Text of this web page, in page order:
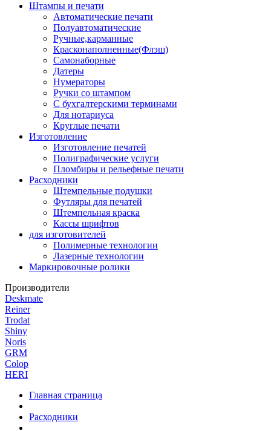
Штампы и печати
Автоматические печати
Полуавтоматические
Ручные,карманные
Красконаполненные(Флэш)
Самонаборные
Датеры
Нумераторы
Ручки со штампом
С бухгалтерскими терминами
Для нотариуса
Круглые печати
Изготовление
Изготовление печатей
Полиграфические услуги
Пломбиры и рельефные печати
Расходники
Штемпельные подушки
Футляры для печатей
Штемпельная краска
Кассы шрифтов
для изготовителей
Полимерные технологии
Лазерные технологии
Маркировочные ролики
Производители
Deskmate
Reiner
Trodat
Shiny
Noris
GRM
Colop
HERI
Главная страница
Расходники